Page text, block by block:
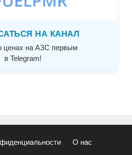
НА КАНАЛ
ценах на АЗС первым
в Telegram!
О нас